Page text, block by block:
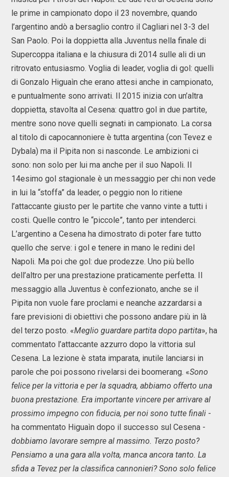
le prime in campionato dopo il 23 novembre, quando
l’argentino andò a bersaglio contro il Cagliari nel 3-3 del
San Paolo. Poi la doppietta alla Juventus nella finale di
Supercoppa italiana e la chiusura di 2014 sulle ali di un
ritrovato entusiasmo. Voglia di leader, voglia di gol: quelli
di Gonzalo Higuaìn che erano attesi anche in campionato,
e puntualmente sono arrivati. Il 2015 inizia con un’altra
doppietta, stavolta al Cesena: quattro gol in due partite,
mentre sono nove quelli segnati in campionato. La corsa
al titolo di capocannoniere è tutta argentina (con Tevez e
Dybala) ma il Pipita non si nasconde. Le ambizioni ci
sono: non solo per lui ma anche per il suo Napoli. Il
14esimo gol stagionale è un messaggio per chi non vede
in lui la “stoffa” da leader, o peggio non lo ritiene
l’attaccante giusto per le partite che vanno vinte a tutti i
costi. Quelle contro le “piccole”, tanto per intenderci.
L’argentino a Cesena ha dimostrato di poter fare tutto
quello che serve: i gol e tenere in mano le redini del
Napoli. Ma poi che gol: due prodezze. Uno più bello
dell’altro per una prestazione praticamente perfetta. Il
messaggio alla Juventus è confezionato, anche se il
Pipita non vuole fare proclami e neanche azzardarsi a
fare previsioni di obiettivi che possono andare più in là
del terzo posto. «Meglio guardare partita dopo partita», ha
commentato l’attaccante azzurro dopo la vittoria sul
Cesena. La lezione è stata imparata, inutile lanciarsi in
parole che poi possono rivelarsi dei boomerang. «Sono
felice per la vittoria e per la squadra, abbiamo offerto una
buona prestazione. Era importante vincere per arrivare al
prossimo impegno con fiducia, per noi sono tutte finali -
ha commentato Higuaìn dopo il successo sul Cesena -
dobbiamo lavorare sempre al massimo. Terzo posto?
Pensiamo a una gara alla volta, manca ancora tanto. La
sfida a Tevez per la classifica cannonieri? Sono solo felice